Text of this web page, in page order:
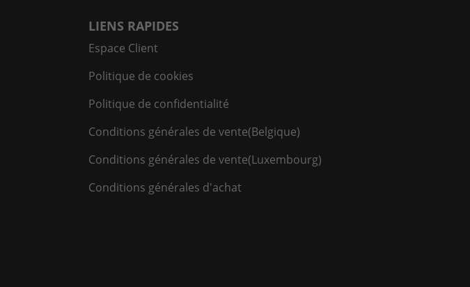
LIENS RAPIDES
Espace Client
Politique de cookies
Politique de confidentialité
Conditions générales de vente(Belgique)
Conditions générales de vente(Luxembourg)
Conditions générales d'achat